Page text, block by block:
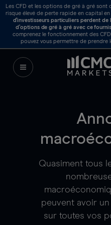
Les CFD et les options de gré à gré
risque élevé de perte rapide en capital en
d’investisseurs particuliers perdent
d’options de gré à gré avec ce
comprenez le fonctionnement des
pouvez vous permettre de prendre
Quasiment tous
peuvent avoir
sur toutes vos